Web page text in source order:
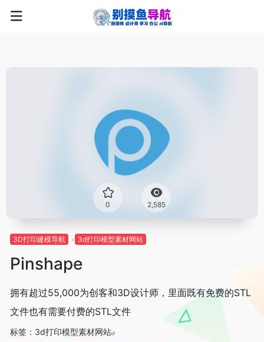
0 2,585
3D打印建模导航 3d打印模型素材网站
Pinshape
拥有超过55,000为创客和3D设计师，里面既有免费的STL
文件也有需要付费的STL文件
标签： 3d打印模型素材网站